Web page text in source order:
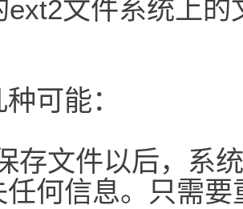
ext2文件系统上
可能：
存文件以后，系
任何信息。只需